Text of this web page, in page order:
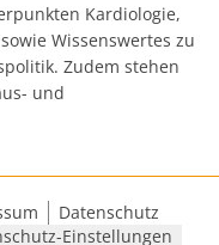
Kardiologie,
Wissenswertes zu
Zudem stehen
und
Datenschutz
Einstellungen